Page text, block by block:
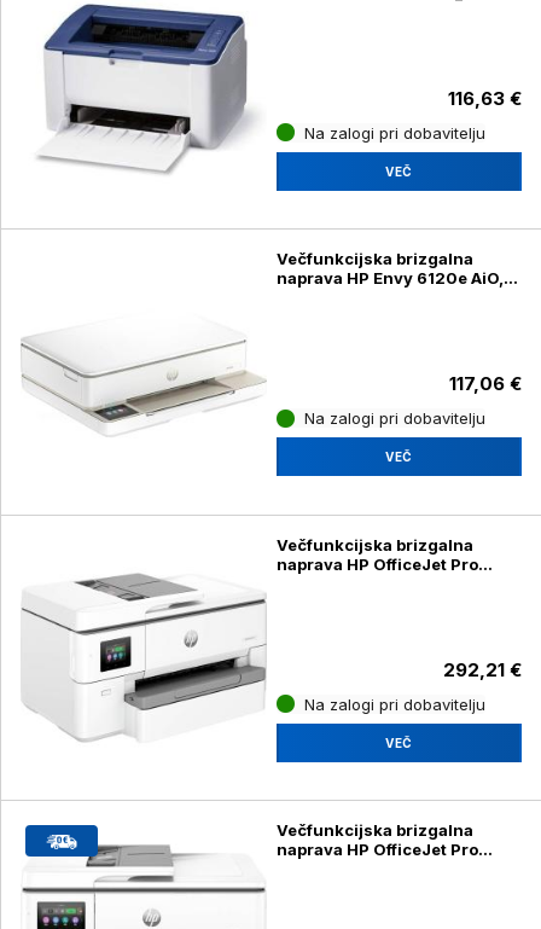
116,63 €
Na zalogi pri dobavitelju
VEČ
Večfunkcijska brizgalna
naprava HP Envy 6120e AiO,
117,06 €
Na zalogi pri dobavitelju
VEČ
Večfunkcijska brizgalna
naprava HP OfficeJet Pro
292,21 €
Na zalogi pri dobavitelju
VEČ
Večfunkcijska brizgalna
naprava HP OfficeJet Pro